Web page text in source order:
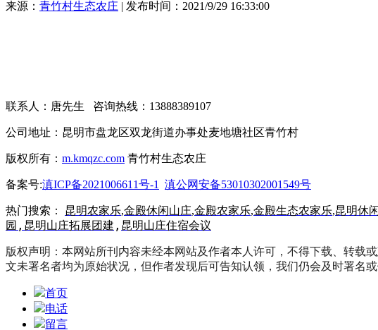
来源： 青竹村生态农庄 | 发布时间：2021/9/29 16:33:00
联系人：唐先生 咨询热线：13888389107
公司地址：昆明市盘龙区双龙街道办事处麦地塘社区青竹村
版权所有： m.kmqzc.com 青竹村生态农庄
备案号:滇ICP备2021006611号-1 滇公网安备53010302001549号
热门搜索： 昆明农家乐,金殿休闲山庄,金殿农家乐,金殿生态农家乐,昆明休
园 , 昆明山庄拓展团建 , 昆明山庄住宿会议
版权声明：本网站所刊内容未经本网站及作者本人许可，不得下载、转载
文未署名者均为原始状况，但作者发现后可告知认领，我们仍会及时署名
首页
电话
留言